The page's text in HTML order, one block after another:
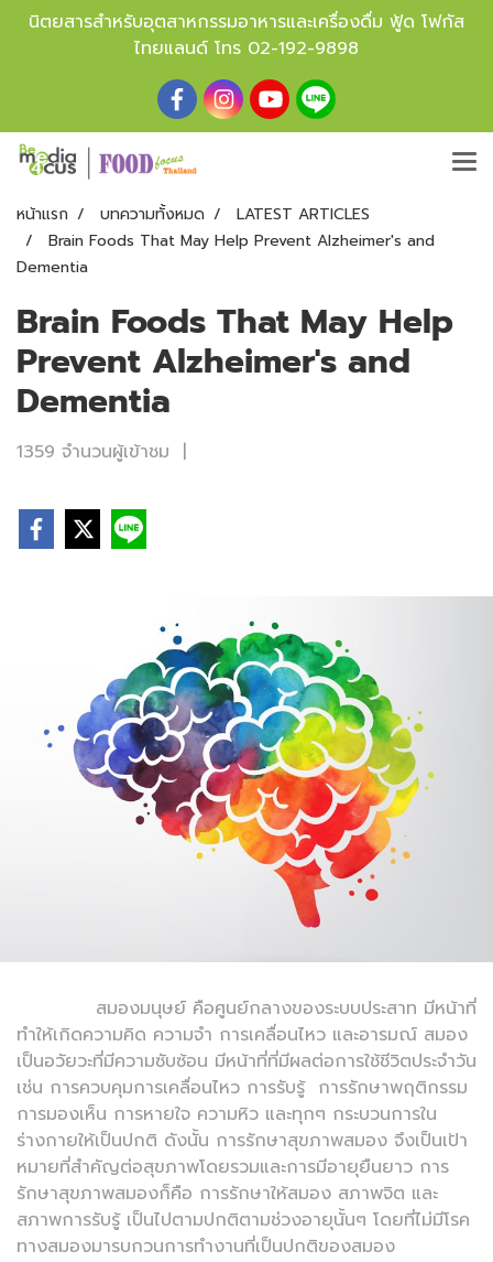
นิตยสารสำหรับอุตสาหกรรมอาหารและเครื่องดื่ม ฟู้ด โฟกัส
ไทยแลนด์ โทร 02-192-9898
หน้าแรก บทความทั้งหมด
LATEST ARTICLES
Brain Foods That May Help Prevent Alzheimer's and
Dementia
Brain Foods That May Help
Prevent Alzheimer's and
Dementia
1359 จำนวนผู้เข้าชม |
สมองมนุษย์ คือศูนย์กลางของระบบประสาท มีหน้าที่
ทำให้เกิดความคิด ความจำ การเคลื่อนไหว และอารมณ์ สมอง
เป็นอวัยวะที่มีความซับซ้อน มีหน้าที่ที่มีผลต่อการใช้ชีวิตประจำวัน
เช่น การควบคุมการเคลื่อนไหว การรับรู้ การรักษาพฤติกรรม
การมองเห็น การหายใจ ความหิว และทุกๆ กระบวนการใน
ร่างกายให้เป็นปกติ ดังนั้น การรักษาสุขภาพสมอง จึงเป็นเป้า
หมายที่สำคัญต่อสุขภาพโดยรวมและการมีอายุยืนยาว การ
รักษาสุขภาพสมองก็คือ การรักษาให้สมอง สภาพจิต และ
สภาพการรับรู้ เป็นไปตามปกติตามช่วงอายุนั้นๆ โดยที่ไม่มีโรค
ทางสมองมารบกวนการทำงานที่เป็นปกติของสมอง